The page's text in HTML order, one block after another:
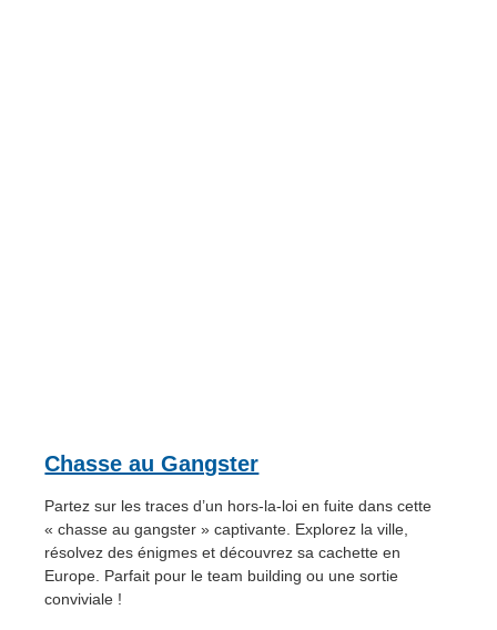
Chasse au Gangster
Partez sur les traces d’un hors-la-loi en fuite dans cette
« chasse au gangster » captivante. Explorez la ville,
résolvez des énigmes et découvrez sa cachette en
Europe. Parfait pour le team building ou une sortie
conviviale !